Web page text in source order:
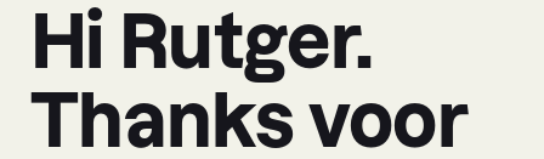
Hi Rutger.
Thanks voor